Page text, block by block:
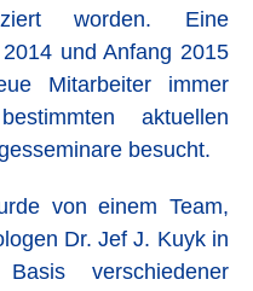
worden. Eine
und Anfang 2015
Mitarbeiter immer
aktuellen
besucht.
von einem Team,
Dr. Jef J. Kuyk in
verschiedener